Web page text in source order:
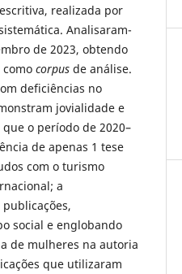
realizada por
Analisaram-
de 2023, obtendo
corpus de análise.
deficiências no
jovialidade e
o período de 2020–
de apenas 1 tese
com o turismo
a
social e englobando
de mulheres na autoria
que utilizaram